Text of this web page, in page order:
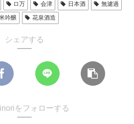
ロ万 会津 日本酒
無濾過
吟醸 花泉酒造
シェアする
をフォローする